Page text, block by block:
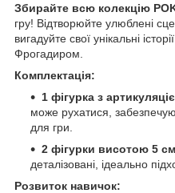
Збирайте всю колекцію
гру! Відтворюйте улюблені
вигадуйте свої унікальні
Фрогадиром.
Комплектація:
1 фігурка з
може рухатися,
для гри.
2 фігурки висотою 5 см
деталізовані, ідеально
Розвиток навичок: